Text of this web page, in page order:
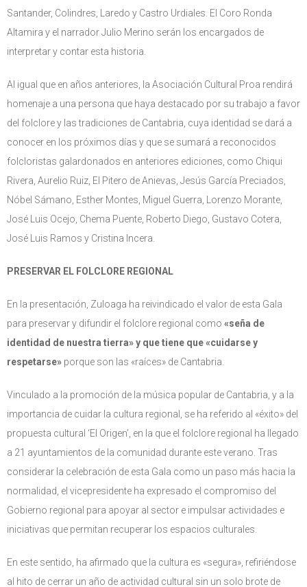
Santander, Colindres, Laredo y Castro Urdiales. El Coro Ronda
Altamira y el narrador Julio Merino serán los encargados de
interpretar y contar esta historia.
Al igual que en años anteriores, la Asociación Cultural Proa rendirá
homenaje a una persona que haya destacado por su trabajo a favor
del folclore y las tradiciones de Cantabria, cuya identidad se dará a
conocer en los próximos días y que se sumará a reconocidos
folcloristas galardonados en anteriores ediciones, como Chiqui
Rivera, Aurelio Ruiz, El Pitero de Anievas, Jesús García Preciados,
Nóbel Sámano, Esther Montes, Miguel Guerra, Lorenzo Morante,
José Luis Ocejo, Chema Puente, Roberto Diego, Gustavo Cotera,
José Luis Ramos y Cristina Incera.
PRESERVAR EL FOLCLORE REGIONAL
En la presentación, Zuloaga ha reivindicado el valor de esta Gala
para preservar y difundir el folclore regional como «seña de
identidad de nuestra tierra» y que tiene que «cuidarse y
respetarse» porque son las «raíces» de Cantabria.
Vinculado a la promoción de la música popular de Cantabria, y a la
importancia de cuidar la cultura regional, se ha referido al «éxito» del
propuesta cultural ‘El Origen’, en la que el folclore regional ha llegado
a 21 ayuntamientos de la comunidad durante este verano. Tras
considerar la celebración de esta Gala como un paso más hacia la
normalidad, el vicepresidente ha expresado el compromiso del
Gobierno regional para apoyar al sector e impulsar actividades e
iniciativas que permitan recuperar los espacios culturales.
En este sentido, ha afirmado que la cultura es «segura», refiriéndose
al hito de cerrar un año de actividad cultural sin un solo brote de